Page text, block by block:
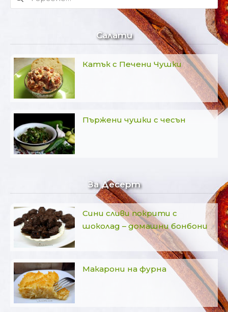
за:
Салати
Катък с Печени Чушки
Пържени чушки с чесън
За Десерт
Сини сливи покрити с
шоколад – домашни бонбони
Макарони на фурна